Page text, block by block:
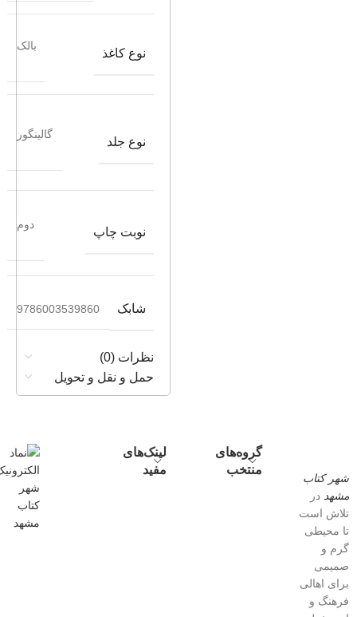
نوع کاغذ
بالک
نوع جلد
گالینگور
نوبت چاپ
دوم
شابک 9786003539860
نظرات (0)
حمل و نقل و تحویل
شهر کتاب
مشهد در
تلاش است
تا محیطی
گرم و
صمیمی
برای اهالی
فرهنگ و
گروه‌های
منتخب
لینک‌های
مفید